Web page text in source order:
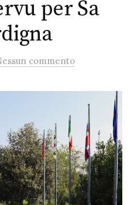
per Sa
commento